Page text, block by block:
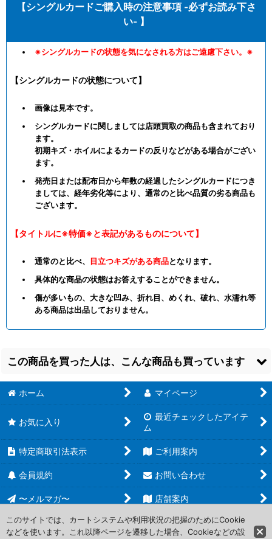
【シングルカードご購入時の注意事項 -必ずお読み下さ
い- 】
※シングルカードの状態を気になされる方はご遠慮下さい。※
【シングルカードの状態について】
画像は見本です。
シングルカードに関しましては店頭買取の商品も含まれており
ます。
初期キズ・ホイルによるカードの反りなどがある場合がござい
ます。
発売日または配布日から年数の経過したシングルカードにつき
ましては、経年劣化等により、通常のと比べ品質の劣る商品も
ございます。
【タイトルに※特価※と表記があるものについて】
通常のと比べ、 目立つキズがある商品となります。
具体的な商品の状態はお答えすることができません。
傷が多いもの、大きな凹み、折れ目、めくれ、破れ、水濡れ等
ある商品は出品しておりません。
この商品を買った人は、こんな商品も買っています
【GCG-GD02】ガン
ダムエアマスター
【U】 [【紫】/GD02-
50円(税込)
在庫19個
【GCG-GD04】ウィ
ルゲム【R】
白/GD04-129
(税込)
【GCG-GD04】レ
イ・ザ・バレル【R】
[ 紫/GD04-093
150
ホーム マイページ
お気に入り
最近チェックしたアイテ
ム
特定商取引法表示 ご利用案内
会員規約 お問い合わせ
〜メルマガ〜 店舗案内
Copyright (C) 2006-2017 PROJECT CORE Corporation. All Rights
このサイトでは、カートシステムや利用状況の把握のためにCookie
などを使います。これ以降ページを遷移した場合、Cookieなどの設